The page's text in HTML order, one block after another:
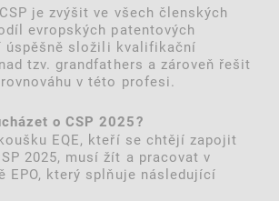
je zvýšit ve všech členských
evropských patentových
úspěšně složili kvalifikační
tzv. grandfathers a zároveň řešit
v této profesi.
o CSP 2025?
EQE, kteří se chtějí zapojit
2025, musí žít a pracovat v
EPO, který splňuje následující